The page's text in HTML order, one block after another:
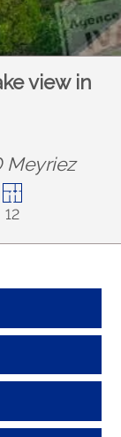
view in
Meyriez
12